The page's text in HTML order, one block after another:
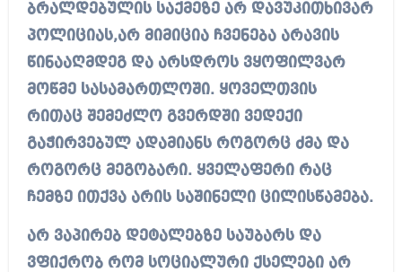
ბრალდებულის საქმეზე არ დავუკითხივარ
პოლიციას,არ მიმიცია ჩვენება არავის
წინააღმდეგ და არსდროს ვყოფილვარ
მოწმე სასამართლოში. ყოველთვის
რითაც შემეძლო გვერდში ვედექი
გაჭირვებულ ადამიანს როგორც ძმა და
როგორც მეგობარი. ყველაფერი რაც
ჩემზე ითქვა არის საშინელი ცილისწამება.
არ ვაპირებ დეტალებზე საუბარს და
ვფიქრობ რომ სოციალური ქსელები არ